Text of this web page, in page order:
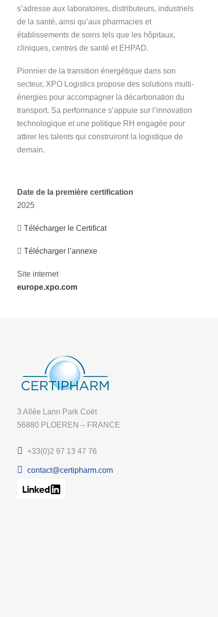
s’adresse aux laboratoires, distributeurs, industriels
de la santé, ainsi qu’aux pharmacies et
établissements de soins tels que les hôpitaux,
cliniques, centres de santé et EHPAD.
Pionnier de la transition énergétique dans son
secteur, XPO Logistics propose des solutions multi-
énergies pour accompagner la décarbonation du
transport. Sa performance s’appuie sur l’innovation
technologique et une politique RH engagée pour
attirer les talents qui construiront la logistique de
demain.
Date de la première certification
2025
Télécharger le Certificat
Télécharger l’annexe
Site internet
europe.xpo.com
3 Allée Lann Park Coët
56880 PLOEREN – FRANCE
+33(0)2 97 13 47 76
contact@certipharm.com